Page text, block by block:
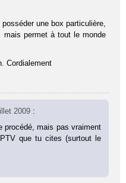
une box particulière,
mais permet à tout le monde
Cordialement
2009 :
procédé, mais pas vraiment
que tu cites (surtout le